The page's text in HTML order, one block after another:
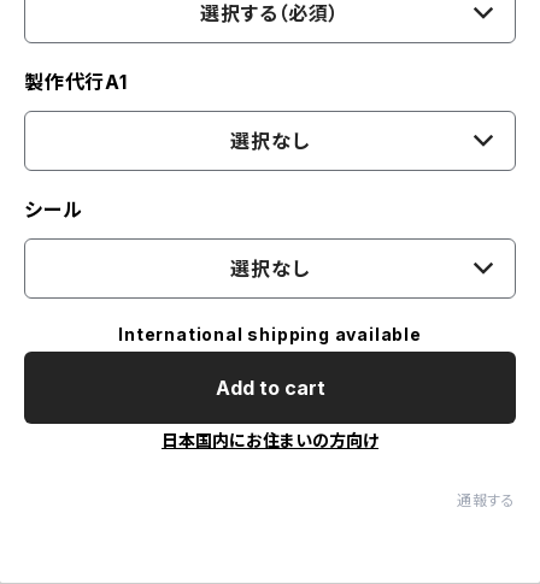
選択する（必須）
製作代行A1
選択なし
シール
選択なし
International shipping available
Add to cart
日本国内にお住まいの方向け
通報する